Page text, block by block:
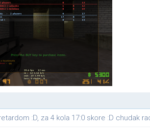
:D, za 4 kola 17:0 skore :D chudak